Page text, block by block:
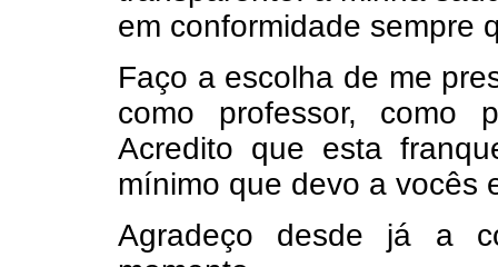
em conformidade sempre
Faço a escolha de me
como professor, como
Acredito que esta
mínimo que devo a vocês
Agradeço desde já a